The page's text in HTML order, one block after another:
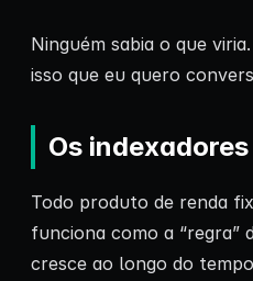
Ninguém sabia o que
isso que eu quero
Os indexadores
Todo produto de renda
funciona como a “regra”
cresce ao longo do